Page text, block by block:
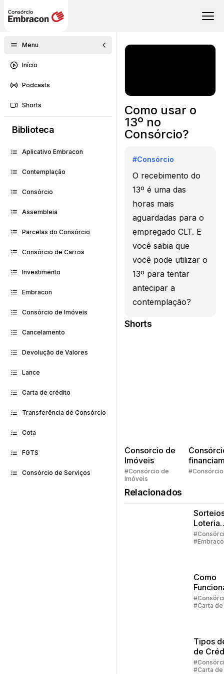
Menu
Início
Podcasts
Shorts
Biblioteca
Aplicativo Embracon
Contemplação
Consórcio
Assembleia
Parcelas do Consórcio
Consórcio de Carros
Investimento
Embracon
Consórcio de Imóveis
Cancelamento
Devolução de Valores
Lance
Carta de crédito
Transferência de Consórcio
Cota
FGTS
Consórcio de Serviços
Como usar o
13º no
Consórcio?
#Consórcio
O recebimento do
13º é uma das
horas mais
aguardadas para o
empregado CLT. E
você sabia que
você pode utilizar o
13º para tentar
antecipar a
contemplação?
Shorts
Consorcio de
Imóveis
#Consórcio de
Imóveis
Quem
#Consórcio
Relacionados
Loteria
Federal:
grupos
Como
Carta
Crédito
#Carta
Tipos
de
#Carta